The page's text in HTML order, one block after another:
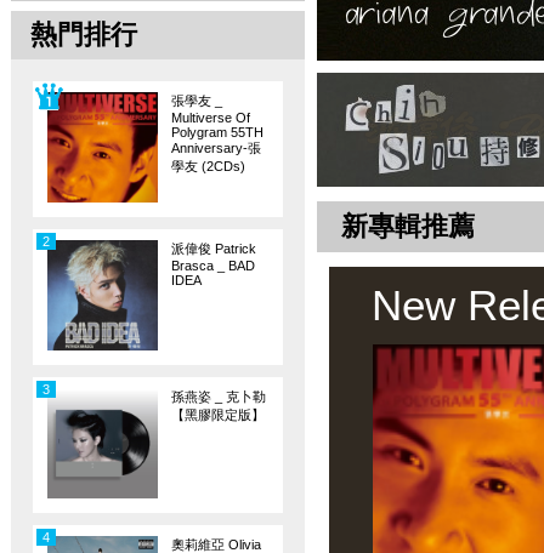
熱門排行
張學友 _
Multiverse Of
Polygram 55TH
Anniversary-張
學友 (2CDs)
派偉俊 Patrick
Brasca _ BAD
IDEA
2
孫燕姿 _ 克卜勒
【黑膠限定版】
3
奧莉維亞 Olivia
4
新專輯推薦
New